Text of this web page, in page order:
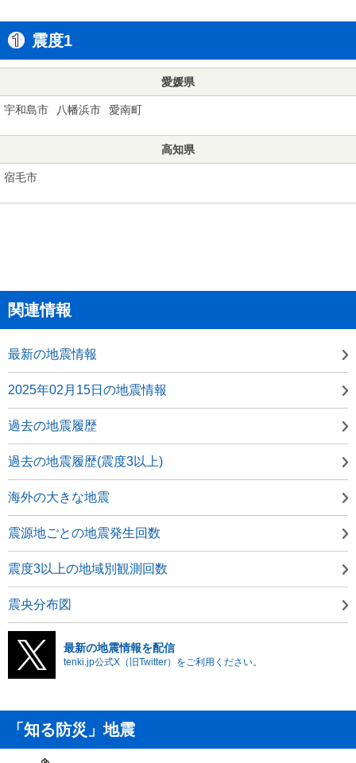
震度1
愛媛県
宇和島市 八幡浜市 愛南町
高知県
宿毛市
関連情報
最新の地震情報
2025年02月15日の地震情報
過去の地震履歴
過去の地震履歴(震度3以上)
海外の大きな地震
震源地ごとの地震発生回数
震度3以上の地域別観測回数
震央分布図
最新の地震情報を配信
tenki.jp公式X（旧Twitter）をご利用ください。
「知る防災」地震